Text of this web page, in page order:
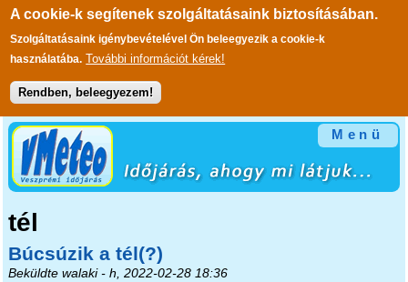
A cookie-k segítenek szolgáltatásaink biztosításában.
Szolgáltatásaink igénybevételével Ön beleegyezik a cookie-k
használatába. További információt kérek!
Rendben, beleegyezem!
Ugrás a tartalomra
Menü
tél
Búcsúzik a tél(?)
Beküldte walaki- h, 2022-02-28 18:36